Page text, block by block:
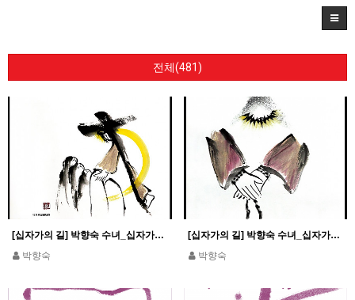
전체(481)
[십자가의 길] 박향숙 수녀_십자가의 길 8처~14처
박향숙
[십자가의 길] 박향숙 수녀_십자가의 길 1처~7처
박향숙